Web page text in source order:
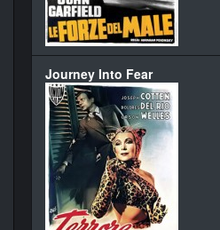
Journey Into Fear